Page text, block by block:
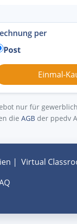
per
Post
nur für
die AGB der ppedv
| Virtual